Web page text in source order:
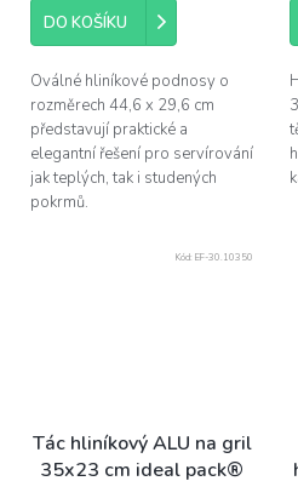
DO KOŠÍKU
Oválné hliníkové podnosy o
rozměrech 44,6 x 29,6 cm
představují praktické a
elegantní řešení pro servírování
jak teplých, tak i studených
pokrmů.
Tác hliníkový ALU na gril
35x23 cm ideal pack®
Kód: EF-30.10350